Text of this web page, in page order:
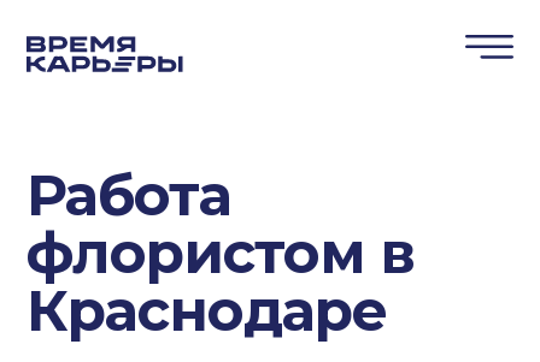
Работа
флористом в
Краснодаре